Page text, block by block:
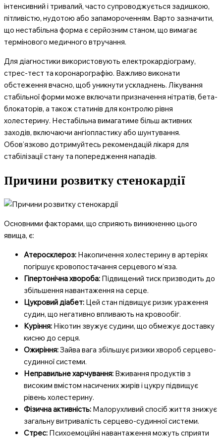
інтенсивний і тривалий, часто супроводжується задишкою,
пітливістю, нудотою або запамороченням. Варто зазначити,
що нестабільна форма є серйозним станом, що вимагає
термінового медичного втручання.
Для діагностики використовують електрокардіограму,
стрес-тест та коронарографію. Важливо виконати
обстеження вчасно, щоб уникнути ускладнень. Лікування
стабільної форми може включати призначення нітратів, бета-
блокаторів, а також статинів для контролю рівня
холестерину. Нестабільна вимагатиме більш активних
заходів, включаючи ангіопластику або шунтування.
Обов’язково дотримуйтесь рекомендацій лікаря для
стабілізації стану та попередження нападів.
Причини розвитку стенокардії
Основними факторами, що сприяють виникненню цього
явища, є:
Атеросклероз: Накопичення холестерину в артеріях
погіршує кровопостачання серцевого м’яза.
Гіпертонічна хвороба: Підвищений тиск призводить до
збільшення навантаження на серце.
Цукровий діабет: Цей стан підвищує ризик ураження
судин, що негативно впливають на кровообіг.
Куріння: Нікотин звужує судини, що обмежує доставку
кисню до серця.
Ожиріння:Зайва вага збільшує ризики хвороб серцево-
судинної системи.
Неправильне харчування: Вживання продуктів з
високим вмістом насичених жирів і цукру підвищує
рівень холестерину.
Фізична активність: Малорухливий спосіб життя знижує
загальну витривалість серцево-судинної системи.
Стрес: Психоемоційні навантаження можуть сприяти